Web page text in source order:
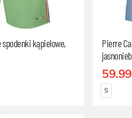
kąpielowe,
Pierre
S